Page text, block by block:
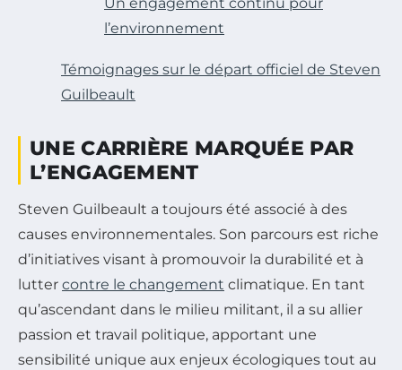
l’environnement
Témoignages sur le départ officiel de Steven
Guilbeault
UNE CARRIÈRE MARQUÉE PAR
L’ENGAGEMENT
Steven Guilbeault a toujours été associé à des
causes environnementales. Son parcours est riche
d’initiatives visant à promouvoir la durabilité et à
lutter contre le changement climatique. En tant
qu’ascendant dans le milieu militant, il a su allier
passion et travail politique, apportant une
sensibilité unique aux enjeux écologiques tout au